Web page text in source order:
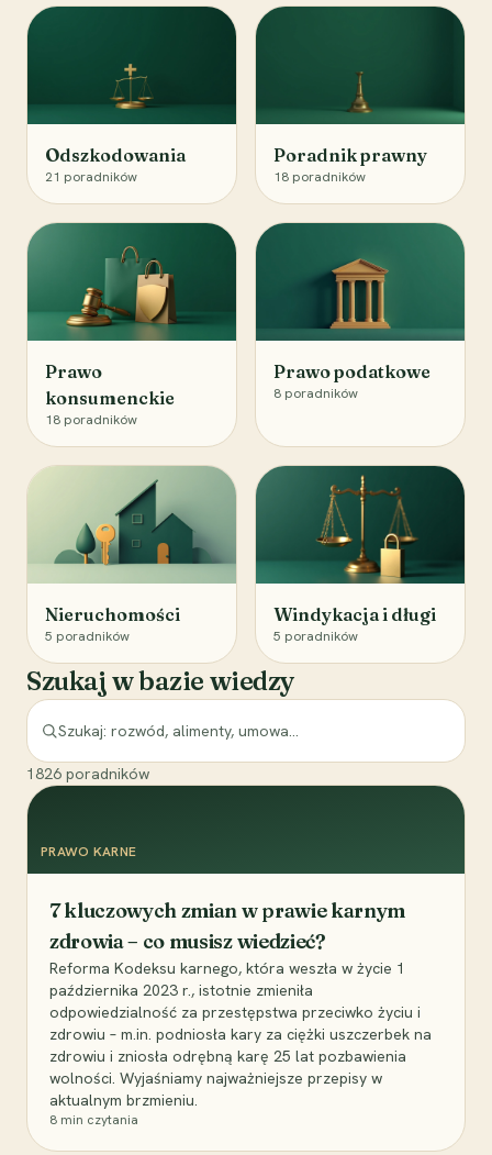
Odszkodowania
21 poradników
Poradnik prawny
18 poradników
Prawo
konsumenckie
18 poradników
Prawo podatkowe
8 poradników
Nieruchomości
5 poradników
Windykacja i długi
5 poradników
Szukaj w bazie wiedzy
1826 poradników
PRAWO KARNE
7 kluczowych zmian w prawie karnym
zdrowia – co musisz wiedzieć?
Reforma Kodeksu karnego, która weszła w życie 1
października 2023 r., istotnie zmieniła
odpowiedzialność za przestępstwa przeciwko życiu i
zdrowiu – m.in. podniosła kary za ciężki uszczerbek na
zdrowiu i zniosła odrębną karę 25 lat pozbawienia
wolności. Wyjaśniamy najważniejsze przepisy w
aktualnym brzmieniu.
8 min czytania